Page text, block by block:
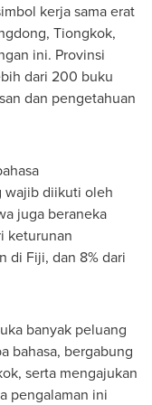
kerja sama erat
Tiongkok,
ini. Provinsi
dari 200 buku
dan pengetahuan
wajib diikuti oleh
juga beraneka
keturunan
di Fiji, dan 8% dari
banyak peluang
bahasa, bergabung
serta mengajukan
pengalaman ini